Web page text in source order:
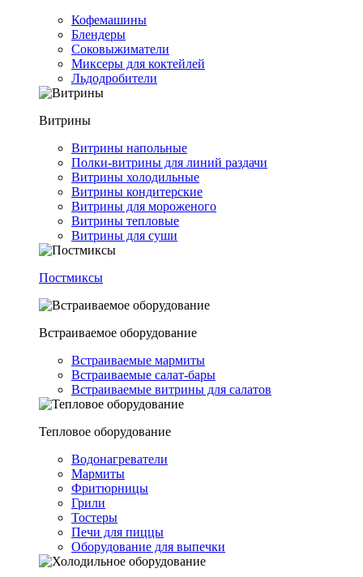
Кофемашины
Блендеры
Соковыжиматели
Миксеры для коктейлей
Льдодробители
Витрины
Витрины напольные
Полки-витрины для линий раздачи
Витрины холодильные
Витрины кондитерские
Витрины для мороженого
Витрины тепловые
Витрины для суши
Постмиксы
Встраиваемое оборудование
Встраиваемые мармиты
Встраиваемые салат-бары
Встраиваемые витрины для салатов
Тепловое оборудование
Водонагреватели
Мармиты
Фритюрницы
Грили
Тостеры
Печи для пиццы
Оборудование для выпечки